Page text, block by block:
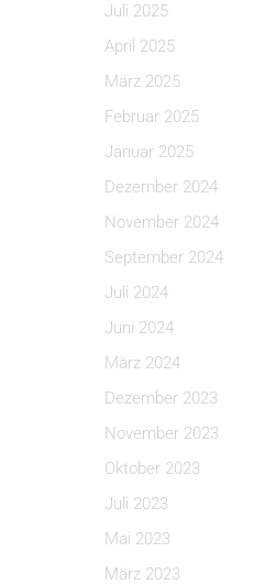
Juli 2025
April 2025
März 2025
Februar 2025
Januar 2025
Dezember 2024
November 2024
September 2024
Juli 2024
Juni 2024
März 2024
Dezember 2023
November 2023
Oktober 2023
Juli 2023
Mai 2023
März 2023